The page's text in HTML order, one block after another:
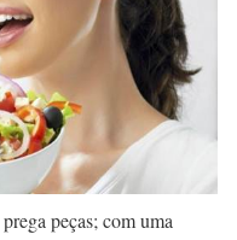
prega peças; com uma